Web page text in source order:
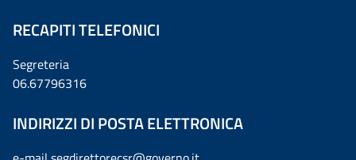
RECAPITI TELEFONICI
Segreteria
06.67796316
INDIRIZZI DI POSTA ELETTRONICA